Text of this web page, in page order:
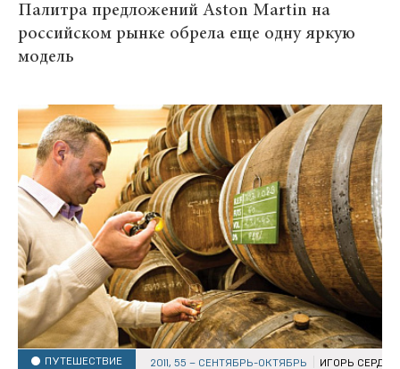
Палитра предложений Aston Martin на
российском рынке обрела еще одну яркую
модель
ПУТЕШЕСТВИЕ 2011, 55 – СЕНТЯБРЬ-ОКТЯБРЬ ИГОРЬ СЕРДЮК